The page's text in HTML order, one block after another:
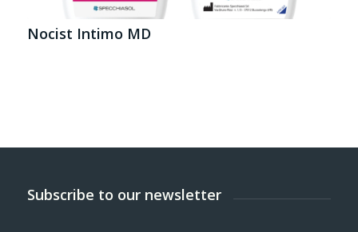
Nocist Intimo MD
Subscribe to our newsletter